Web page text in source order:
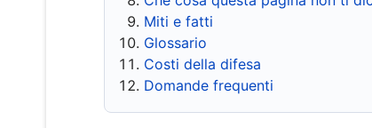
Miti e fatti
Glossario
Costi della difesa
Domande frequenti